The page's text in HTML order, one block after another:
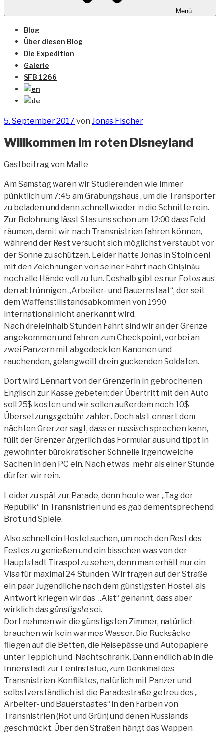
Menü
Blog
Über diesen Blog
Die Expedition
Galerie
SFB 1266
Veröffentlicht
5. September 2017 von Jonas Fischer
Willkommen im roten Disneyland
Gastbeitrag von Malte
Am Samstag waren wir Studierenden wie immer
pünktlich um 7:45 am Grabungshaus , um die Transporter
zu beladen und dann schnell wieder in die Schnitte rein.
Zur Belohnung lässt Stas uns schon um 12:00 dass Feld
räumen, damit wir nach Transnistrien fahren können,
während der Rest versucht sich möglichst verstaubt vor
der Sonne zu schützen. Leider hatte Jonas in Stolniceni
mit den Zeichnungen von seiner Fahrt nach Chișinău
noch alle Hände voll zu tun. Deshalb gibt es nur Fotos aus
den abtrünnigen „Arbeiter- und Bauernstaat“, der seit
dem Waffenstillstandsabkommen von 1990
international nicht anerkannt wird.
Nach dreieinhalb Stunden Fahrt sind wir an der Grenze
angekommen und fahren zum Checkpoint, vorbei an
zwei Panzern mit abgedeckten Kanonen und
rauchenden, gelangweilt drein guckenden Soldaten.
Dort wird Lennart von der Grenzerin in gebrochenen
Englisch zur Kasse gebeten: der Übertritt mit den Auto
soll 25$ kosten und wir sollen außerdem noch 10$
Übersetzungsgebühr zahlen. Doch als Lennart dem
nächten Grenzer sagt, dass er russisch sprechen kann,
füllt der Grenzer ärgerlich das Formular aus und tippt in
gewohnter bürokratischer Schnelle irgendwelche
Sachen in den PC ein. Nach etwas mehr als einer Stunde
dürfen wir rein.
Leider zu spät zur Parade, denn heute war „Tag der
Republik“ in Transnistrien und es gab dementsprechend
Brot und Spiele.
Also schnell ein Hostel suchen, um noch den Rest des
Festes zu genießen und ein bisschen was von der
Hauptstadt Tiraspol zu sehen, denn man erhält nur ein
Visa für maximal 24 Stunden. Wir fragen auf der Straße
ein paar Jugendliche nach dem günstigsten Hostel, als
Antwort kriegen wir das „Aist“ genannt, dass aber
wirklich dasgünstigstesei.
Dort nehmen wir die günstigsten Zimmer, natürlich
brauchen wir kein warmes Wasser. Die Rucksäcke
fliegen auf die Betten, die Reisepässe und Autopapiere
unter Teppich und Nachtschrank. Dann endlich ab in die
Innenstadt zur Leninstatue, zum Denkmal des
Transnistrien-Konfliktes, natürlich mit Panzer und
selbstverständlich ist die Paradestraße getreu des „
Arbeiter- und Bauerstaates“ in den Farben von
Transnistrien (Rot und Grün) und denen Russlands
geschmückt. Über den Straßen hängt das Wappen,